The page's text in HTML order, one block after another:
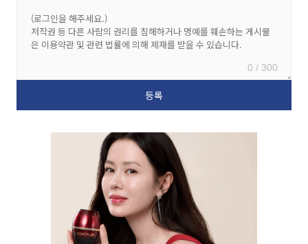
0 / 300